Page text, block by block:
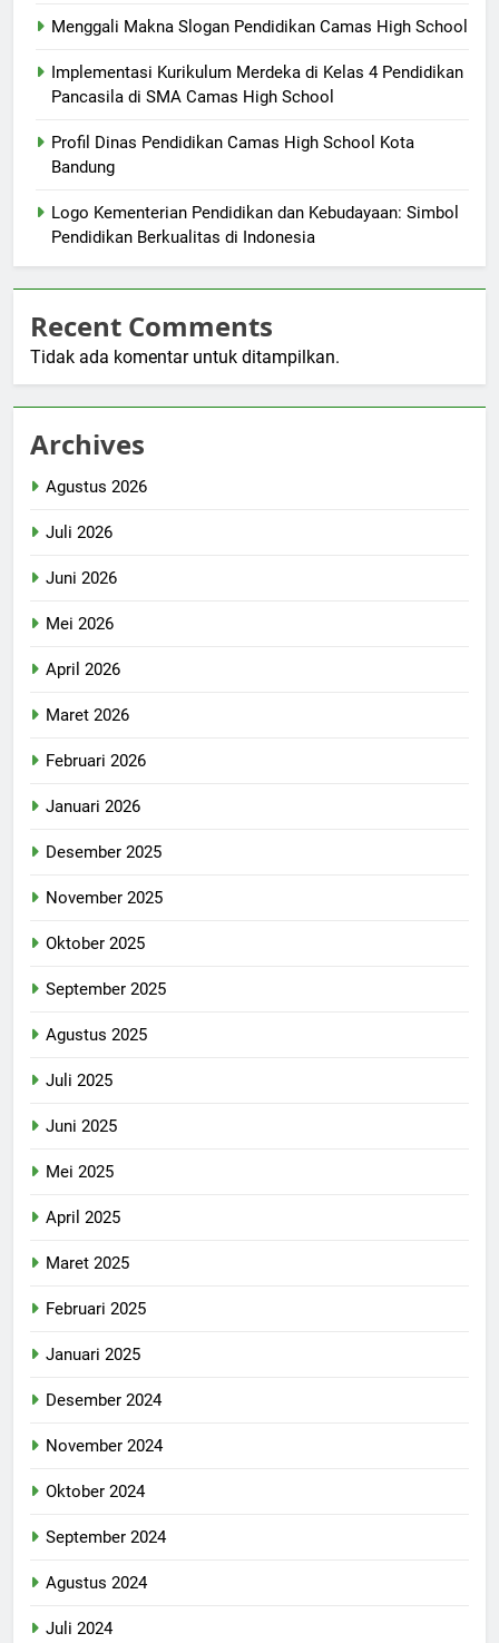
Menggali Makna Slogan Pendidikan Camas High School
Implementasi Kurikulum Merdeka di Kelas 4 Pendidikan
Pancasila di SMA Camas High School
Profil Dinas Pendidikan Camas High School Kota
Bandung
Logo Kementerian Pendidikan dan Kebudayaan: Simbol
Pendidikan Berkualitas di Indonesia
Recent Comments
Tidak ada komentar untuk ditampilkan.
Archives
Agustus 2026
Juli 2026
Juni 2026
Mei 2026
April 2026
Maret 2026
Februari 2026
Januari 2026
Desember 2025
November 2025
Oktober 2025
September 2025
Agustus 2025
Juli 2025
Juni 2025
Mei 2025
April 2025
Maret 2025
Februari 2025
Januari 2025
Desember 2024
November 2024
Oktober 2024
September 2024
Agustus 2024
Juli 2024